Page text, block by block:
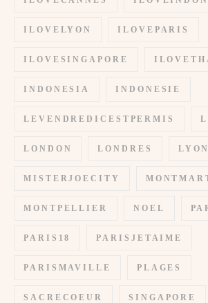
ILOVELYON ILOVEPARIS
ILOVESINGAPORE
INDONESIA INDONESIE
LEVENDREDICESTPERMIS
LONDON LONDRES LYON
MISTERJOECITY
MONTPELLIER NOEL
PARIS18 PARISJETAIME
PARISMAVILLE PLAGES
SACRECOEUR SINGAPORE